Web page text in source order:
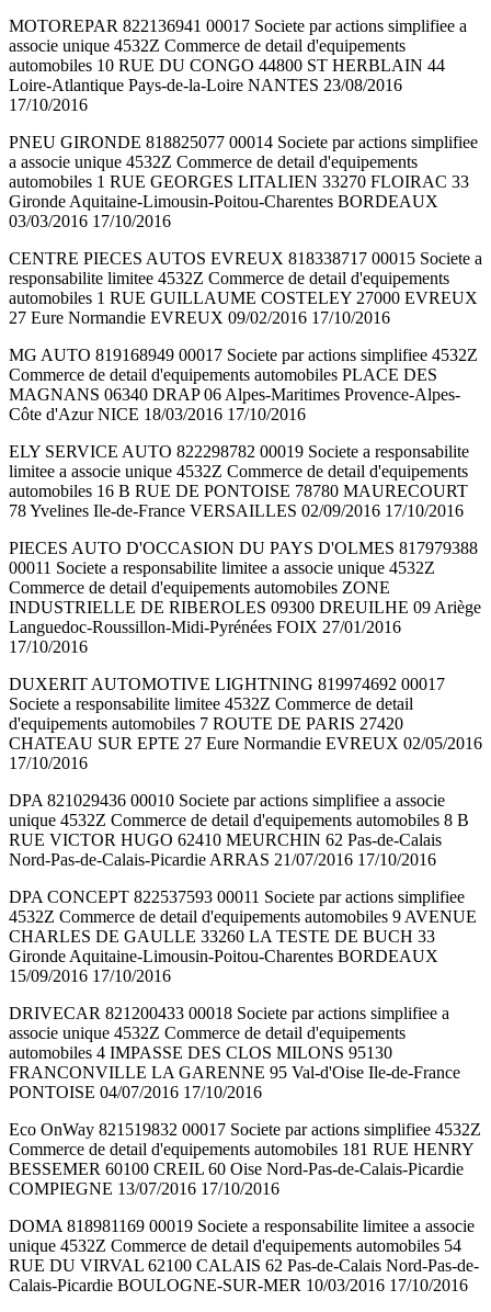
MOTOREPAR 822136941 00017 Societe par actions simplifiee a
associe unique 4532Z Commerce de detail d'equipements
automobiles 10 RUE DU CONGO 44800 ST HERBLAIN 44
Loire-Atlantique Pays-de-la-Loire NANTES 23/08/2016
17/10/2016
PNEU GIRONDE 818825077 00014 Societe par actions simplifiee
a associe unique 4532Z Commerce de detail d'equipements
automobiles 1 RUE GEORGES LITALIEN 33270 FLOIRAC 33
Gironde Aquitaine-Limousin-Poitou-Charentes BORDEAUX
03/03/2016 17/10/2016
CENTRE PIECES AUTOS EVREUX 818338717 00015 Societe a
responsabilite limitee 4532Z Commerce de detail d'equipements
automobiles 1 RUE GUILLAUME COSTELEY 27000 EVREUX
27 Eure Normandie EVREUX 09/02/2016 17/10/2016
MG AUTO 819168949 00017 Societe par actions simplifiee 4532Z
Commerce de detail d'equipements automobiles PLACE DES
MAGNANS 06340 DRAP 06 Alpes-Maritimes Provence-Alpes-
Côte d'Azur NICE 18/03/2016 17/10/2016
ELY SERVICE AUTO 822298782 00019 Societe a responsabilite
limitee a associe unique 4532Z Commerce de detail d'equipements
automobiles 16 B RUE DE PONTOISE 78780 MAURECOURT
78 Yvelines Ile-de-France VERSAILLES 02/09/2016 17/10/2016
PIECES AUTO D'OCCASION DU PAYS D'OLMES 817979388
00011 Societe a responsabilite limitee a associe unique 4532Z
Commerce de detail d'equipements automobiles ZONE
INDUSTRIELLE DE RIBEROLES 09300 DREUILHE 09 Ariège
Languedoc-Roussillon-Midi-Pyrénées FOIX 27/01/2016
17/10/2016
DUXERIT AUTOMOTIVE LIGHTNING 819974692 00017
Societe a responsabilite limitee 4532Z Commerce de detail
d'equipements automobiles 7 ROUTE DE PARIS 27420
CHATEAU SUR EPTE 27 Eure Normandie EVREUX 02/05/2016
17/10/2016
DPA 821029436 00010 Societe par actions simplifiee a associe
unique 4532Z Commerce de detail d'equipements automobiles 8 B
RUE VICTOR HUGO 62410 MEURCHIN 62 Pas-de-Calais
Nord-Pas-de-Calais-Picardie ARRAS 21/07/2016 17/10/2016
DPA CONCEPT 822537593 00011 Societe par actions simplifiee
4532Z Commerce de detail d'equipements automobiles 9 AVENUE
CHARLES DE GAULLE 33260 LA TESTE DE BUCH 33
Gironde Aquitaine-Limousin-Poitou-Charentes BORDEAUX
15/09/2016 17/10/2016
DRIVECAR 821200433 00018 Societe par actions simplifiee a
associe unique 4532Z Commerce de detail d'equipements
automobiles 4 IMPASSE DES CLOS MILONS 95130
FRANCONVILLE LA GARENNE 95 Val-d'Oise Ile-de-France
PONTOISE 04/07/2016 17/10/2016
Eco OnWay 821519832 00017 Societe par actions simplifiee 4532Z
Commerce de detail d'equipements automobiles 181 RUE HENRY
BESSEMER 60100 CREIL 60 Oise Nord-Pas-de-Calais-Picardie
COMPIEGNE 13/07/2016 17/10/2016
DOMA 818981169 00019 Societe a responsabilite limitee a associe
unique 4532Z Commerce de detail d'equipements automobiles 54
RUE DU VIRVAL 62100 CALAIS 62 Pas-de-Calais Nord-Pas-de-
Calais-Picardie BOULOGNE-SUR-MER 10/03/2016 17/10/2016